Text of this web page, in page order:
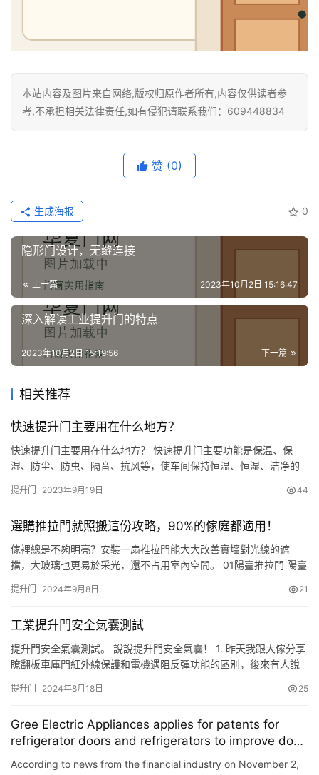
门
铸
铝
门
装
安
装
业
资
联
我
们
登录 注册
本站内容及图片来自网络,版权归原作者所有,内容仅供读者参
考,不承担相关法律责任,如有侵犯请联系我们：609448834
赞 (0)
0
生成海报
隐形门设计，无缝连接
上一篇 2023年10月2日 15:16:47
深入解读工业提升门的特点
下一篇
2023年10月2日 15:19:56
相关推荐
快速提升门主要用在什么地方？
快速提升门主要用在什么地方？ 快速提升门主要功能是保温、保
湿、防尘、防虫、隔音、抗风等，使车间保持恒温、恒湿、洁净的
物流等领域。快速门在现代中广泛的被应用与工业厂房和商业物流
是非常常见的。 快速提升门和普通的门相比，在使用便携性上都是
存在着巨大…
提升门 2023年9月19日 44
選購推拉門就照搬這份攻略，90%的傢庭都適用！
傢裡總是不夠明亮？安裝一扇推拉門能大大改善實墻對光線的遮
擋，大玻璃也更易於采光，還不占用室內空間。 01陽臺推拉門 陽臺
采光和視野效果。 所以選購時，要特別註意好相應的各項門窗性
風壓性能好，且耐腐蝕，使用壽命比起普通鋁材的要更長，制成的
門窗相對…
提升门 2024年9月8日 21
工業提升門安全氣囊測試
提升門安全氣囊測試。 說說提升門安全氣囊！ 1. 昨天我跟大傢分享
瞭翻板車庫門紅外線保護和電機遇阻反彈功能的區別，後來有人說
有瞭這個安全氣囊後，電機一軸反彈需要的力度就不是一桶水那麼
如現在工業提升門的樣品的門板底部裝瞭安全氣囊，確實很輕松…
提升门 2024年8月18日 25
Gree Electric Appliances applies for patents for
refrigerator doors and refrigerators to improve door
space utilization and user experience
According to news from the financial industry on November 2,